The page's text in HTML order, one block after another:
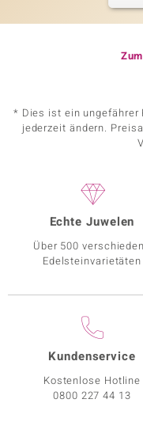
* Dies ist ein ungefährer
jederzeit ändern.
Echte Juwelen
Über 500
Edelsteinvarietäten
Kundenservice
Kostenlose Hotline
0800 227 44 13